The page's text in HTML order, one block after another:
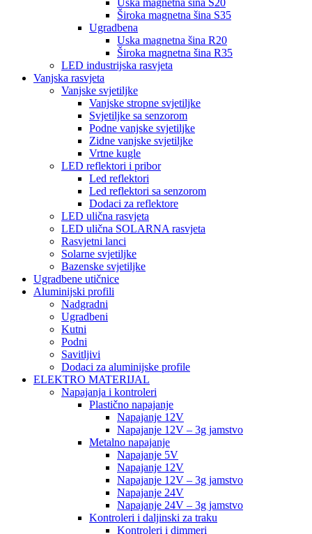
Uska magnetna šina S20
Široka magnetna šina S35
Ugradbena
Uska magnetna šina R20
Široka magnetna šina R35
LED industrijska rasvjeta
Vanjska rasvjeta
Vanjske svjetiljke
Vanjske stropne svjetiljke
Svjetiljke sa senzorom
Podne vanjske svjetiljke
Zidne vanjske svjetiljke
Vrtne kugle
LED reflektori i pribor
Led reflektori
Led reflektori sa senzorom
Dodaci za reflektore
LED ulična rasvjeta
LED ulična SOLARNA rasvjeta
Rasvjetni lanci
Solarne svjetiljke
Bazenske svjetiljke
Ugradbene utičnice
Aluminijski profili
Nadgradni
Ugradbeni
Kutni
Podni
Savitljivi
Dodaci za aluminijske profile
ELEKTRO MATERIJAL
Napajanja i kontroleri
Plastično napajanje
Napajanje 12V
Napajanje 12V – 3g jamstvo
Metalno napajanje
Napajanje 5V
Napajanje 12V
Napajanje 12V – 3g jamstvo
Napajanje 24V
Napajanje 24V – 3g jamstvo
Kontroleri i daljinski za traku
Kontroleri i dimmeri